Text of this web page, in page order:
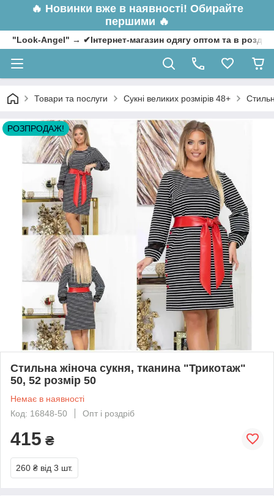
🔥 Новинки вже в наявності! Обирайте
першими 🔥
"Look-Angel" → ✔Інтернет-магазин одягу оптом та в
Товари та послуги Сукні великих розмірів 48+
РОЗПРОДАЖ!
Стильна жіноча сукня, тканина "Трикотаж"
50, 52 розмір 50
Немає в наявності
Код: 16848-50
Опт і роздріб
415 ₴
260 ₴ від 3 шт.